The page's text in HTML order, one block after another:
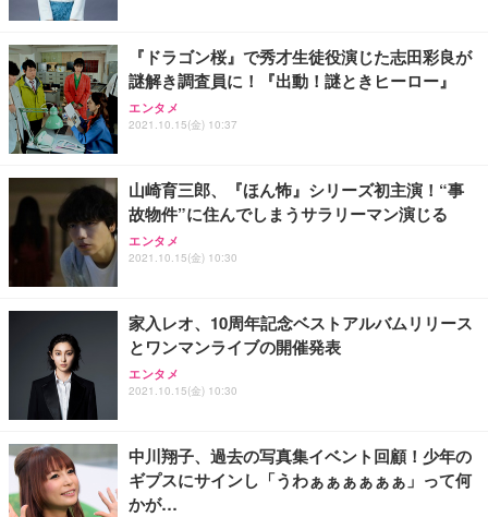
『ドラゴン桜』で秀才生徒役演じた志田彩良が
謎解き調査員に！『出動！謎ときヒーロー』
エンタメ
2021.10.15(金) 10:37
山崎育三郎、『ほん怖』シリーズ初主演！“事
故物件”に住んでしまうサラリーマン演じる
エンタメ
2021.10.15(金) 10:30
家入レオ、10周年記念ベストアルバムリリース
とワンマンライブの開催発表
エンタメ
2021.10.15(金) 10:30
中川翔子、過去の写真集イベント回顧！少年の
ギプスにサインし「うわぁぁぁぁぁぁ」って何
かが…